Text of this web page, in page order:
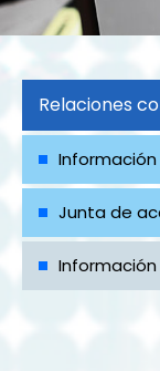
Relaciones
Junta de